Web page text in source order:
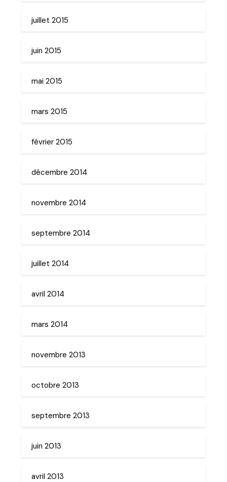
juillet 2015
juin 2015
mai 2015
mars 2015
février 2015
décembre 2014
novembre 2014
septembre 2014
juillet 2014
avril 2014
mars 2014
novembre 2013
octobre 2013
septembre 2013
juin 2013
avril 2013